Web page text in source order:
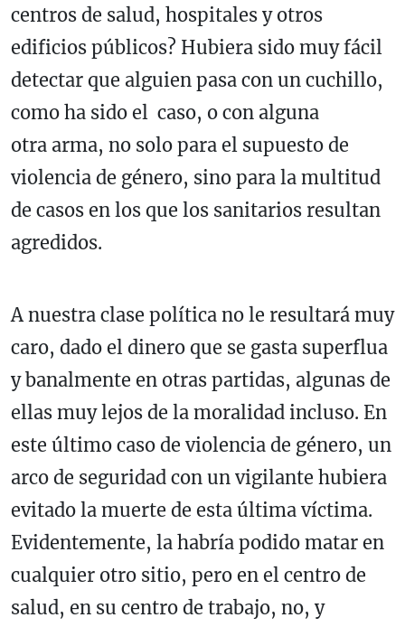
centros de salud, hospitales y otros
edificios públicos? Hubiera sido muy fácil
detectar que alguien pasa con un cuchillo,
como ha sido el caso, o con alguna
otra arma, no solo para el supuesto de
violencia de género, sino para la multitud
de casos en los que los sanitarios resultan
agredidos.
A nuestra clase política no le resultará muy
caro, dado el dinero que se gasta superflua
y banalmente en otras partidas, algunas de
ellas muy lejos de la moralidad incluso. En
este último caso de violencia de género, un
arco de seguridad con un vigilante hubiera
evitado la muerte de esta última víctima.
Evidentemente, la habría podido matar en
cualquier otro sitio, pero en el centro de
salud, en su centro de trabajo, no, y